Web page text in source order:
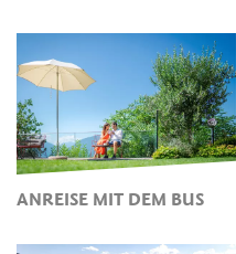
ANREISE MIT DEM BUS